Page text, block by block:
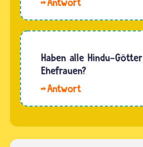
Ehren
des
Gottes
meisten
Anhängenden
von…
Viele
der
Hindus
einige
Dinge in
Haben alle Hindu-Götter
Ehefrauen?
manche
Götter